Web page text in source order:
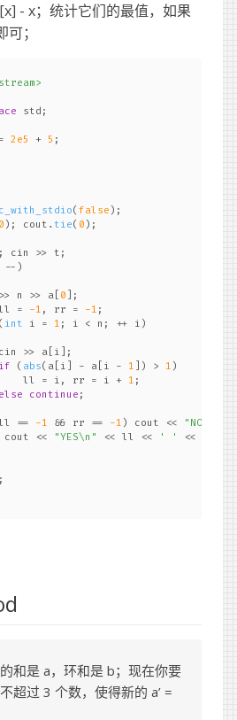
- x；统计它们的最值，如果
；
std;
2e5 + 5 ;
( false );
0 ); cout.tie( 0 );
cin >> t;
--)
n >> a[
0 ];
= -1 , rr = -1 ;
int i = 1 ; i < n; ++ i)
>> a[i];
if ( abs(a[i] - a[i - 1 ]) > 1 )
ll = i, rr = i +
1 ;
else continue ;
== -1 && rr == -1 ) cout << "NO"
cout << "YES\n" << ll << ' '
<< rr
;
和是 a，环和是 b；现在你要
超过 3 个数，使得新的 a’ =